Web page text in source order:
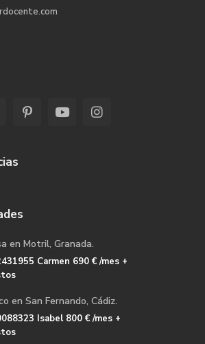
en Motril, Granada.
Carmen 690 €/mes +
en San Fernando, Cádiz.
Isabel800 €/mes +